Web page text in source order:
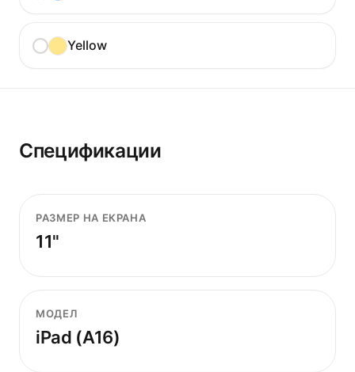
Yellow
Спецификации
РАЗМЕР НА ЕКРАНА
11"
МОДЕЛ
iPad (A16)